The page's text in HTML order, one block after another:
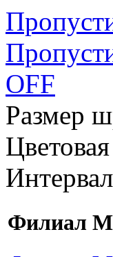
OFF
Размер
Филиал